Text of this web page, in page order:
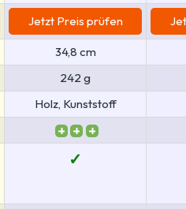
Jetzt Preis prüfen
34,8 cm
242 g
Holz, Kunststoff
✓